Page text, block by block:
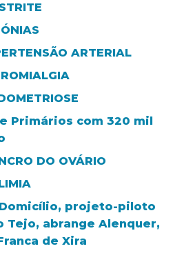
ARTERIAL
Primários com 320 mil
DO OVÁRIO
projeto-piloto
Tejo, abrange Alenquer,
de Xira